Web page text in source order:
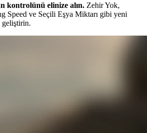
kontrolünü elinize alın. Zehir Yok,
Speed ve Seçili Eşya Miktarı gibi yeni